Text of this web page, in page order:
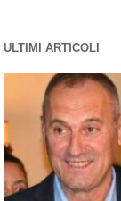
ULTIMI ARTICOLI